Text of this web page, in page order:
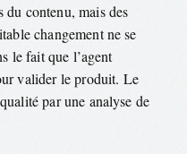
contenu, mais des
changement ne se
le fait que l’agent
valider le produit. Le
par une analyse de